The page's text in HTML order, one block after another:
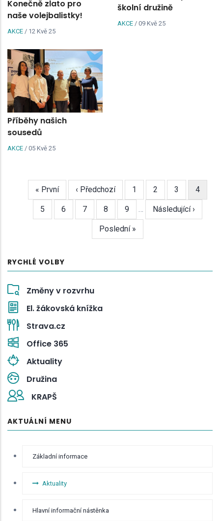
Konečně zlato pro
naše volejbalistky!
AKCE / 12 Kvě 25
školní družině
AKCE / 09 Kvě 25
Příběhy našich
sousedů
AKCE / 05 Kvě 25
Pagination
First
page
« První
Předchozí
stránka
‹ Předchozí Page
1 Page
2 Page
3
stránka
4
Page
5 Page
6 Page
7 Page
8 Page
9 …
Následující
Následující ›
Poslední
Poslední »
RYCHLÉ VOLBY
Změny v rozvrhu
El. žákovská knížka
Strava.cz
Office 365
Aktuality
Družina
KRAPŠ
AKTUÁLNÍ MENU
RYCHLÉ
BOČNÍZákladní informace
Aktuality
Hlavní informační nástěnka